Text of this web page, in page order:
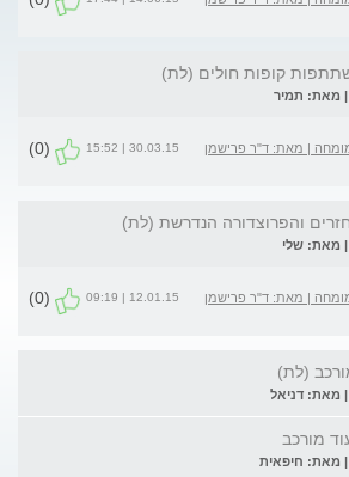
קופות חולים (לת)
| מאת: ד"ר פרישמן
30.03.15 | 15:52
(0)
והפרוצדורה הנדרשת (לת)
| מאת: ד"ר פרישמן
12.01.15 | 09:19
(0)
(לת)